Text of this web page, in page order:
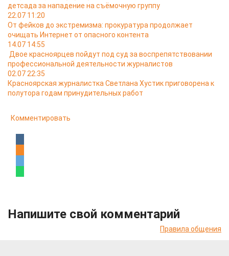
детсада за нападение на съёмочную группу
22.07 11:20
От фейков до экстремизма: прокуратура продолжает
очищать Интернет от опасного контента
14.07 14:55
Двое красноярцев пойдут под суд за воспрепятствовании
профессиональной деятельности журналистов
02.07 22:35
Красноярская журналистка Светлана Хустик приговорена к
полутора годам принудительных работ
Комментировать
Напишите свой комментарий
Правила общения